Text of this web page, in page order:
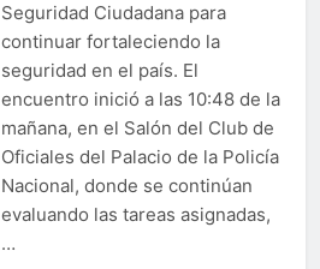
Seguridad Ciudadana para
continuar fortaleciendo la
seguridad en el país. El
encuentro inició a las 10:48 de la
mañana, en el Salón del Club de
Oficiales del Palacio de la Policía
Nacional, donde se continúan
evaluando las tareas asignadas,
…